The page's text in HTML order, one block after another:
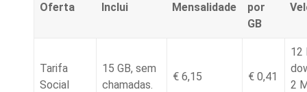
Oferta Inclui Mensalidade
por
GB
Tarifa
Social
15 GB, sem
chamadas.
€ 6,15 € 0,41
12
2